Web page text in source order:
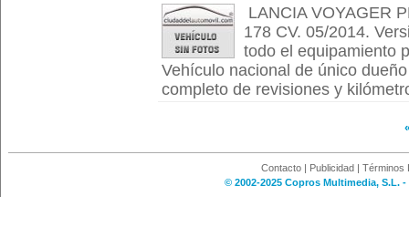
LANCIA VOYAGER
178 CV. 05/2014.
todo el equipamiento
Vehículo nacional de único
completo de revisiones y
Contacto | Publicidad | Términos
© 2002-2025 Copros Multimedia, S.L.